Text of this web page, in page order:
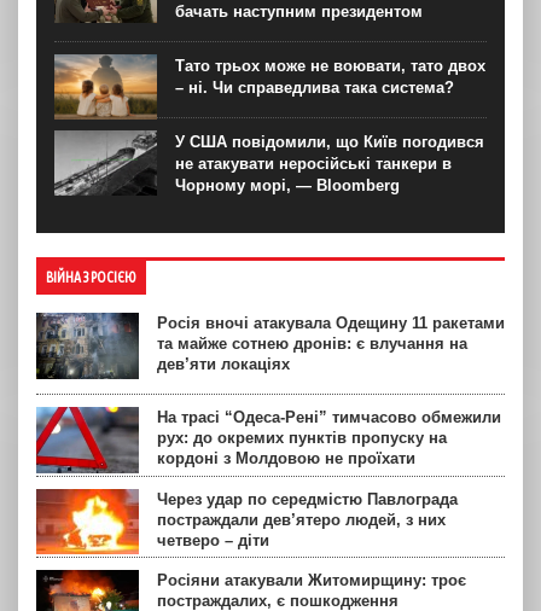
бачать наступним президентом
Тато трьох може не воювати, тато двох
– ні. Чи справедлива така система?
У США повідомили, що Київ погодився
не атакувати неросійські танкери в
Чорному морі, — Bloomberg
ВІЙНА З РОСІЄЮ
Росія вночі атакувала Одещину 11 ракетами
та майже сотнею дронів: є влучання на
дев’яти локаціях
На трасі “Одеса-Рені” тимчасово обмежили
рух: до окремих пунктів пропуску на
кордоні з Молдовою не проїхати
Через удар по середмістю Павлограда
постраждали дев’ятеро людей, з них
четверо – діти
Росіяни атакували Житомирщину: троє
постраждалих, є пошкодження